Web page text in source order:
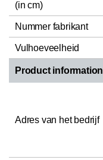
(in cm)
Nummer fabrikant
Vulhoeveelheid
Product information
Adres van het bedrijf